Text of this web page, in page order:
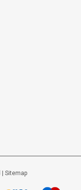
| Sitemap